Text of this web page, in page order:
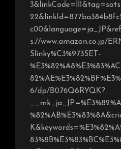
s://www.amazon.co.jp/
Slinky%C3%973SET-
6/dp/B076Q6RYQK?